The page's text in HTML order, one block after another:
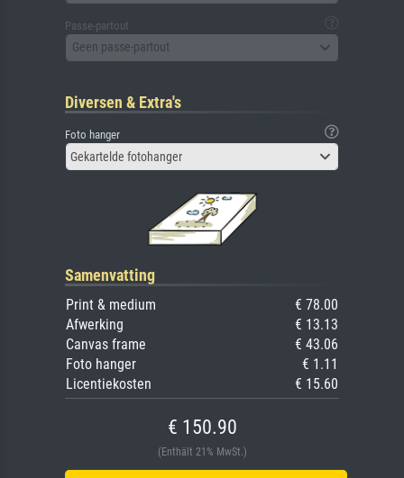
Passe-partout
Geen passe-partout
Diversen & Extra's
Foto hanger
Gekartelde fotohanger
Samenvatting
Print & medium
€ 78.00
Afwerking
€ 13.13
Canvas frame
€ 43.06
Foto hanger
€ 1.11
Licentiekosten
€ 15.60
€ 150.90
(Enthält 21% MwSt.)